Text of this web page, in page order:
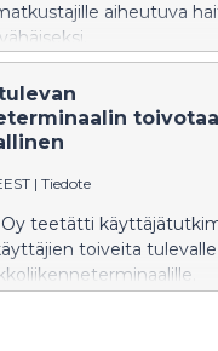
aiheutuva
| Tiedote
Oy teetätti
toiveita